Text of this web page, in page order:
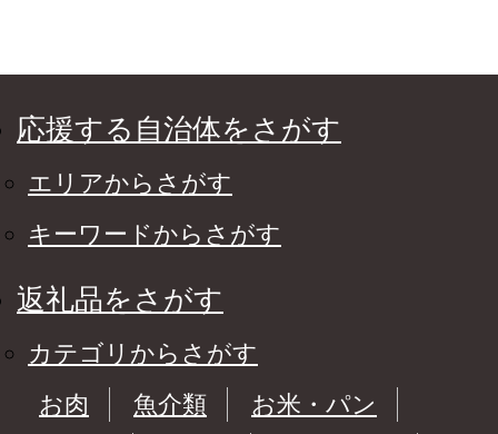
応援する自治体をさがす
エリアからさがす
キーワードからさがす
返礼品をさがす
カテゴリからさがす
お肉
魚介類
お米・パン